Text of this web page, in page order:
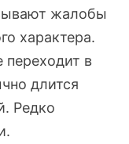
жалобы
характера.
переходит в
длится
Редко